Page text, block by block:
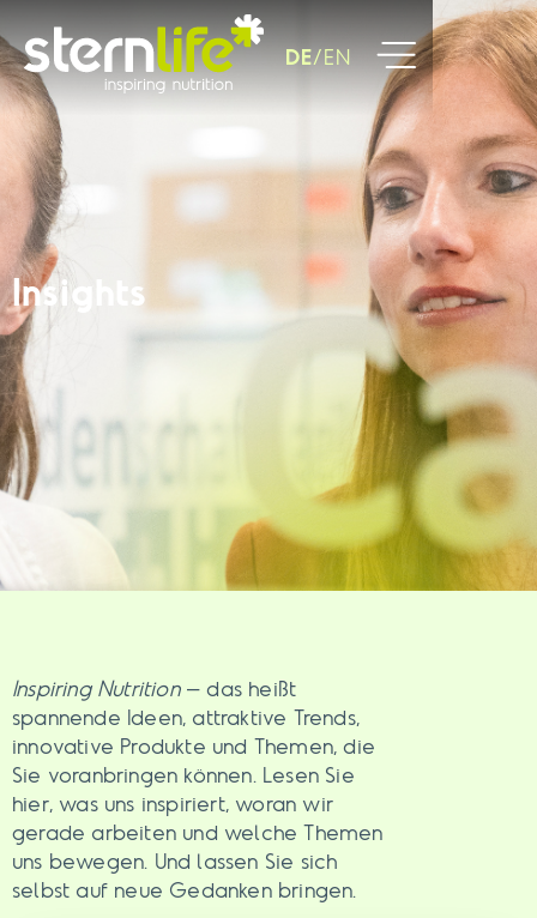
DE EN
Insights
Inspiring Nutrition– das heißt
spannende Ideen, attraktive Trends,
innovative Produkte und Themen, die
Sie voranbringen können. Lesen Sie
hier, was uns inspiriert, woran wir
gerade arbeiten und welche Themen
uns bewegen. Und lassen Sie sich
selbst auf neue Gedanken bringen.